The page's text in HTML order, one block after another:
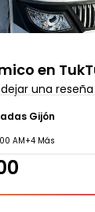
en
una reseña
Gijón
AM+4 Más